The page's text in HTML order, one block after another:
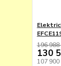
196 988
130
107 900